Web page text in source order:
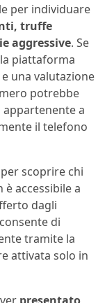
per individuare
truffe
aggressive. Se
piattaforma
una valutazione
potrebbe
a
il telefono
scoprire chi
accessibile a
dagli
di
tramite la
attivata solo in